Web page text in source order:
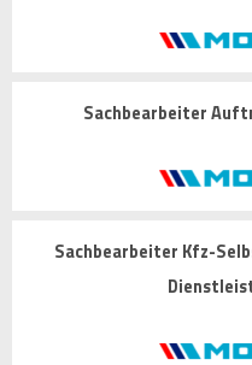
Sachbearbeiter
Sachbearbeiter Kfz-